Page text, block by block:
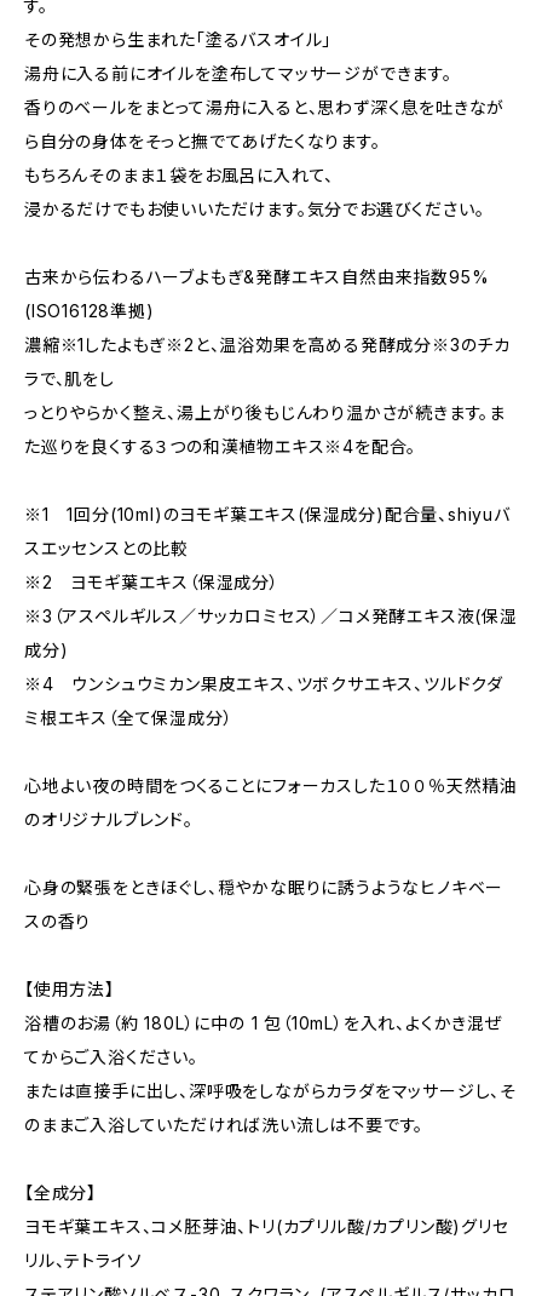
す。
その発想から生まれた「塗るバスオイル」
湯舟に入る前にオイルを塗布してマッサージができます。
香りのベールをまとって湯舟に入ると、思わず深く息を吐きなが
ら自分の身体をそっと撫でてあげたくなります。
もちろんそのまま１袋をお風呂に入れて、
浸かるだけでもお使いいただけます。気分でお選びください。
古来から伝わるハーブよもぎ&発酵エキス自然由来指数95%
(ISO16128準拠)
濃縮※1したよもぎ※2と、温浴効果を高める発酵成分※3のチカ
ラで、肌をし
っとりやらかく整え、湯上がり後もじんわり温かさが続きます。ま
た巡りを良くする３つの和漢植物エキス※4を配合。
※1 1回分(10ml)のヨモギ葉エキス(保湿成分)配合量、shiyuバ
スエッセンスとの比較
※2 ヨモギ葉エキス（保湿成分）
※3（アスペルギルス／サッカロミセス）／コメ発酵エキス液(保湿
成分)
※4 ウンシュウミカン果皮エキス、ツボクサエキス、ツルドクダ
ミ根エキス（全て保湿成分）
心地よい夜の時間をつくることにフォーカスした１００％天然精油
のオリジナルブレンド。
心身の緊張をときほぐし、穏やかな眠りに誘うようなヒノキベー
スの香り
【使用方法】
浴槽のお湯（約 180L）に中の 1 包（10mL）を入れ、よくかき混ぜ
てからご入浴ください。
または直接手に出し、深呼吸をしながらカラダをマッサージし、そ
のままご入浴していただければ洗い流しは不要です。
【全成分】
ヨモギ葉エキス、コメ胚芽油、トリ(カプリル酸/カプリン酸)グリセ
リル、テトライソ